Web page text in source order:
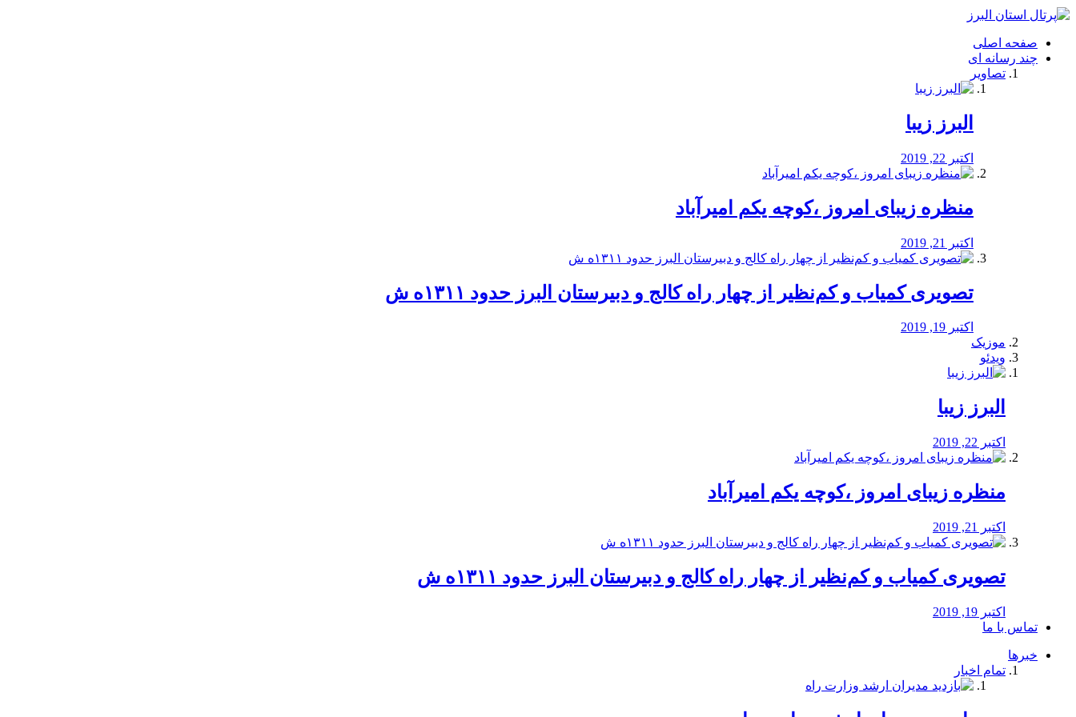
فصد
شرق
تهران
خشکشویی
صفحه اصلی
چند رسانه ای
تصاویر
البرز زیبا
اکتبر 22, 2019
منظره‌‌ زیبای امروز ،کوچه یکم امیرآباد
اکتبر 21, 2019
️تصویری کمیاب و کم‌نظیر از چهار راه كالج و دبيرستان البرز حدود ۱۳۱۱ه ش
اکتبر 19, 2019
موزیک
ویدئو
البرز زیبا
اکتبر 22, 2019
منظره‌‌ زیبای امروز ،کوچه یکم امیرآباد
اکتبر 21, 2019
️تصویری کمیاب و کم‌نظیر از چهار راه كالج و دبيرستان البرز حدود ۱۳۱۱ه ش
اکتبر 19, 2019
تماس با ما
خبرها
تمام اخبار